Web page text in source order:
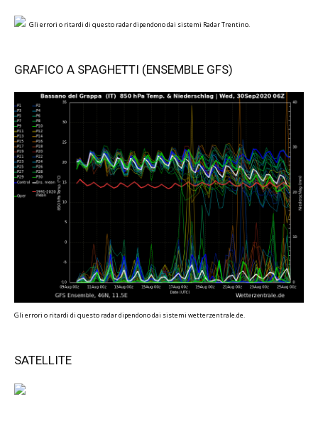
Gli errori o ritardi di questo radar dipendono dai sistemi Radar Trentino.
GRAFICO A SPAGHETTI (ENSEMBLE GFS)
Gli errori o ritardi di questo radar dipendono dai sistemi wetterzentrale.de.
SATELLITE